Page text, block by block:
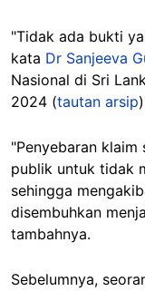
"Tidak ada bukti
kata Dr Sanjeeva
Nasional di Sri
2024 (tautan arsip
"Penyebaran
publik untuk tidak
sehingga
disembuhkan
tambahnya.
Sebelumnya,